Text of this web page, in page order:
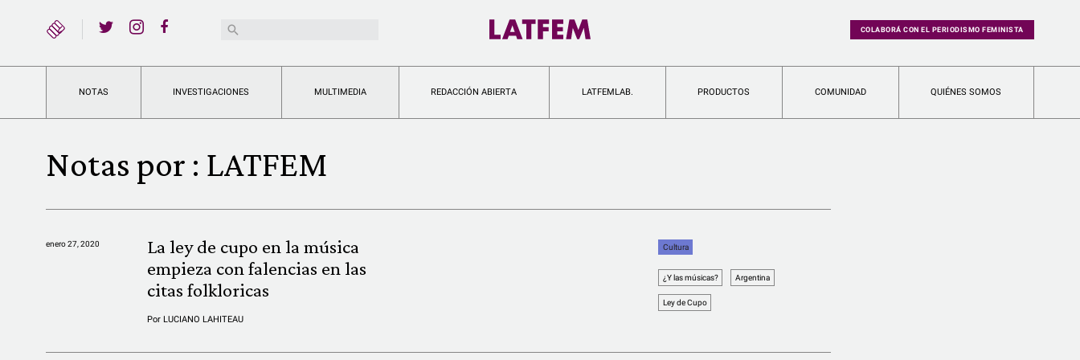
YouTubeBuscar: COLABORÁ CON EL PERIODISMO FEMINISTA
NOTAS INVESTIGACIONES MULTIMEDIA REDACCIÓN ABIERTA LATFEMLAB. PRODUCTOS COMUNIDAD QUIÉNES SOMOS
Notas por : LATFEM
enero 27, 2020
La ley de cupo en la música
empieza con falencias en las
citas folkloricas
Por LUCIANO LAHITEAU
Cultura
¿Y las músicas? Argentina
Ley de Cupo